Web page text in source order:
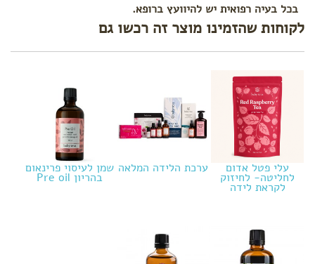
בכל בעיה רפואית יש להיוועץ ברופא.
לקוחות שהזמינו מוצר זה רכשו גם
עלי פטל אדום
לחליטה- לחיזוק
לקראת לידה
ערכת הלידה המלאה שמן לעיסוי פרינאום
בהריון Pre oil